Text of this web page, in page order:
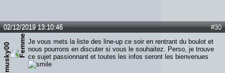
#30
02/12/2019 13:10:46
musky00
Je vous mets la liste des line-up ce soir en rentrant du boulot et
nous pourrons en discuter si vous le souhaitez. Perso, je trouve
ce sujet passionnant et toutes les infos seront les bienvenues